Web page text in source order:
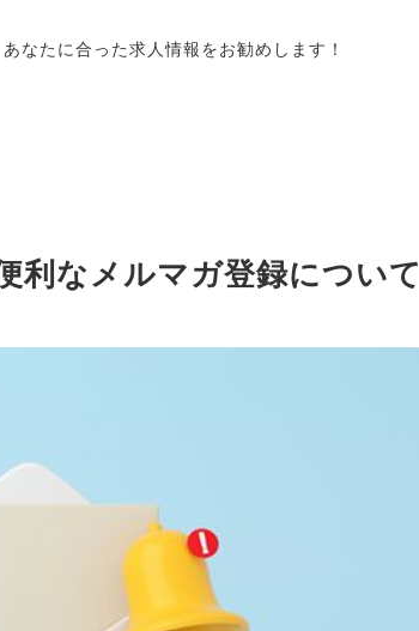
なたに合った求人情報をお勧めします！
利なメルマガ登録について